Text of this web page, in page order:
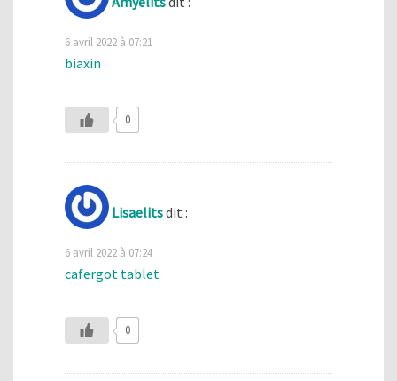
6 avril 2022 à 07:21
biaxin
0
Lisaelitsdit :
6 avril 2022 à 07:24
cafergot tablet
0